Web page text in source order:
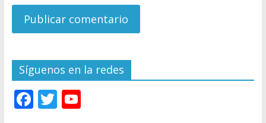
Síguenos en la redes
F T Y